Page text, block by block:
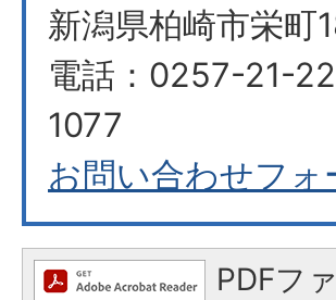
新潟県柏崎市栄町
電話：0257-21-
1077
お問い合わせフ
PDFフ